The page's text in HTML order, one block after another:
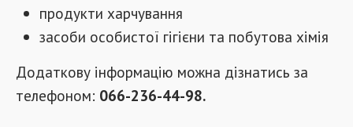
продукти харчування
засоби особистої гігієни та побутова хімія
Додаткову інформацію можна дізнатись за
телефоном: 066-236-44-98.